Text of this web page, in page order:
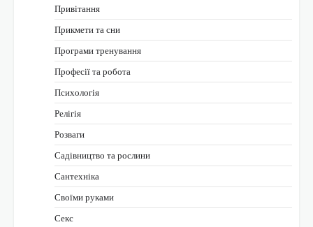
Привітання
Прикмети та сни
Програми тренування
Професії та робота
Психологія
Релігія
Розваги
Садівництво та рослини
Сантехніка
Своїми руками
Секс